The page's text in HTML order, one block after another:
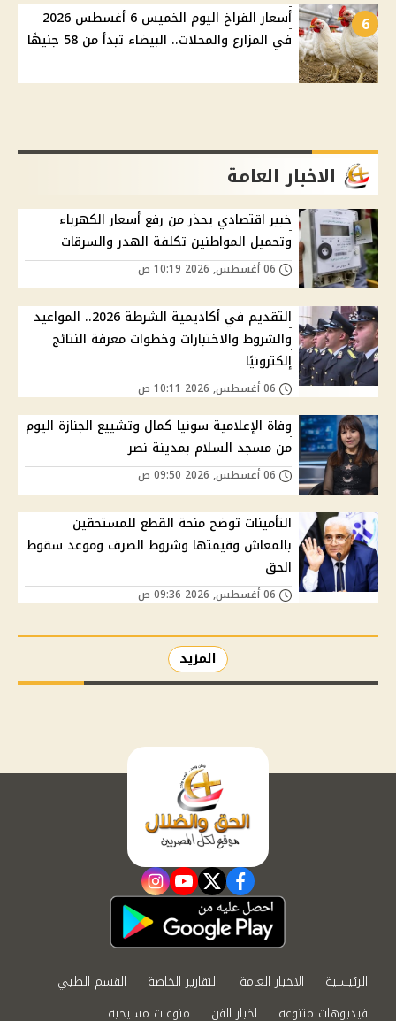
6
أسعار الفراخ اليوم الخميس 6 أغسطس 2026
في المزارع والمحلات.. البيضاء تبدأ من 58 جنيهًا
الاخبار العامة
خبير اقتصادي يحذر من رفع أسعار الكهرباء
وتحميل المواطنين تكلفة الهدر والسرقات
التقديم في أكاديمية الشرطة 2026.. المواعيد
والشروط والاختبارات وخطوات معرفة النتائج
إلكترونيًا
وفاة الإعلامية سونيا كمال وتشييع الجنازة اليوم
من مسجد السلام بمدينة نصر
التأمينات توضح منحة القطع للمستحقين
بالمعاش وقيمتها وشروط الصرف وموعد سقوط
الحق
المزيد
facebook
twitter
youtube
instagram
الرئيسية الاخبار العامة التقارير الخاصة
القسم الطبي
فيديوهات متنوعة
اخبار الفن منوعات مسيحية